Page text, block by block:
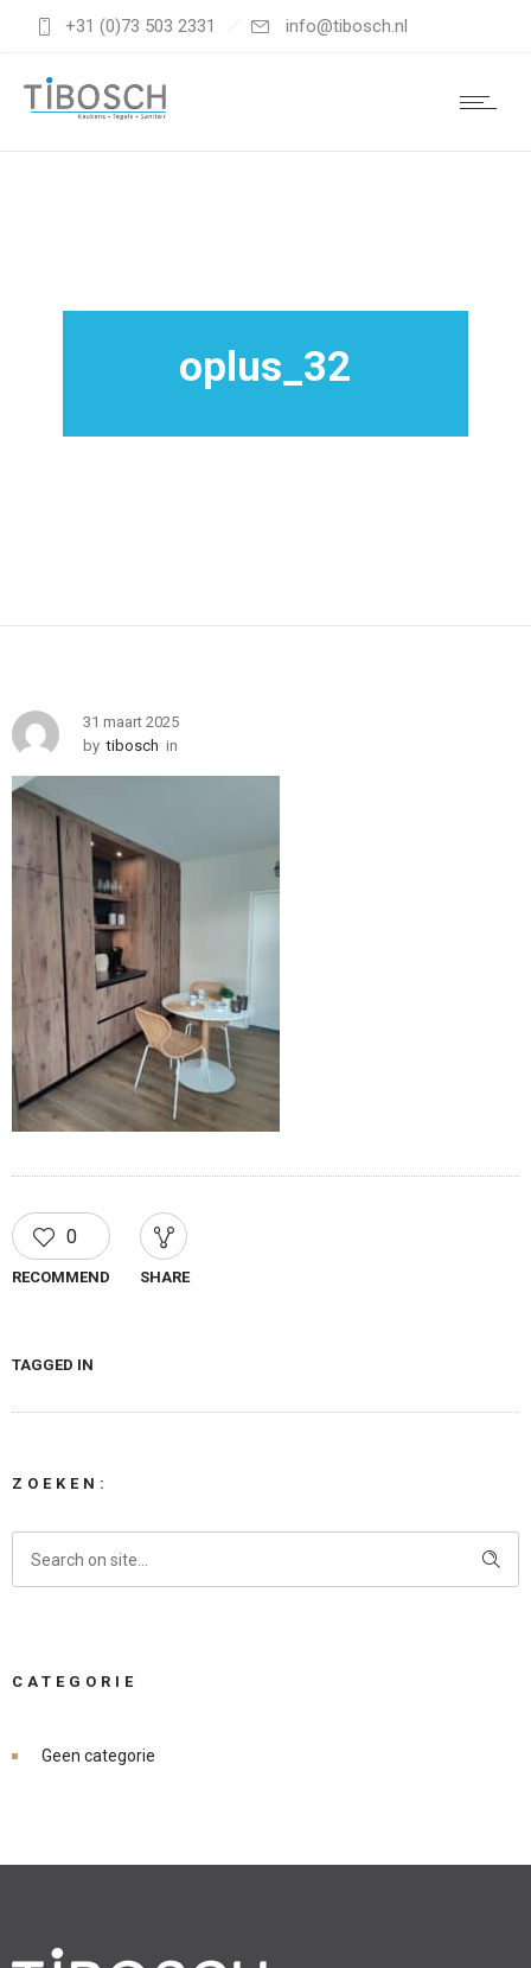
+31 (0)73 503 2331 info@tibosch.nl
oplus_32
31 maart 2025
by tibosch in
0
RECOMMEND SHARE
TAGGED IN
ZOEKEN:
CATEGORIE
Geen categorie